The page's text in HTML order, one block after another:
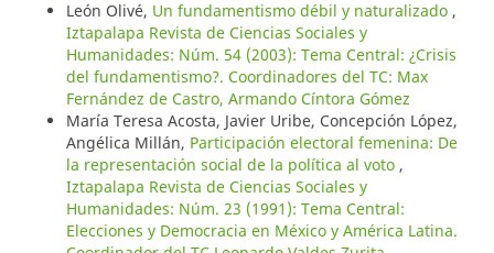
León Olivé, Un fundamentismo débil y naturalizado ,
Iztapalapa Revista de Ciencias Sociales y
Humanidades: Núm. 54 (2003): Tema Central: ¿Crisis
del fundamentismo?. Coordinadores del TC: Max
Fernández de Castro, Armando Cíntora Gómez
María Teresa Acosta, Javier Uribe, Concepción López,
Angélica Millán, Participación electoral femenina: De
la representación social de la política al voto ,
Iztapalapa Revista de Ciencias Sociales y
Humanidades: Núm. 23 (1991): Tema Central:
Elecciones y Democracia en México y América Latina.